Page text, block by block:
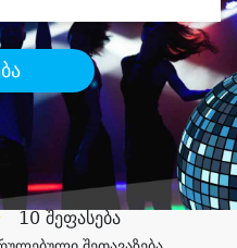
მომსახურება
10 შეფასება